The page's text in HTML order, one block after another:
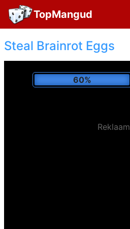
TopMangud
Steal Brainrot Eggs
64%
Reklaam